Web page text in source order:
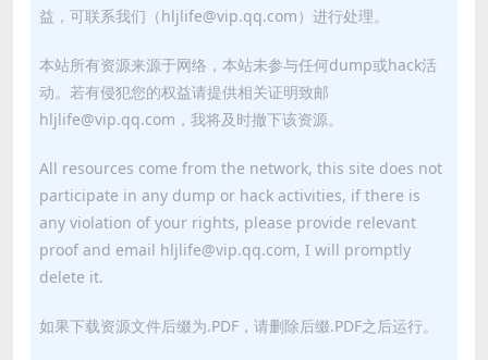
益，可联系我们（hljlife@vip.qq.com）进行处理。
本站所有资源来源于网络，本站未参与任何dump或hack活
动。若有侵犯您的权益请提供相关证明致邮
hljlife@vip.qq.com，我将及时撤下该资源。
All resources come from the network, this site does not
participate in any dump or hack activities, if there is
any violation of your rights, please provide relevant
proof and email hljlife@vip.qq.com, I will promptly
delete it.
如果下载资源文件后缀为.PDF，请删除后缀.PDF之后运行。